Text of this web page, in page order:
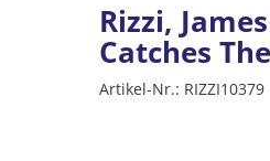
Rizzi,
Catches
Artikel-Nr.: RIZZI10379